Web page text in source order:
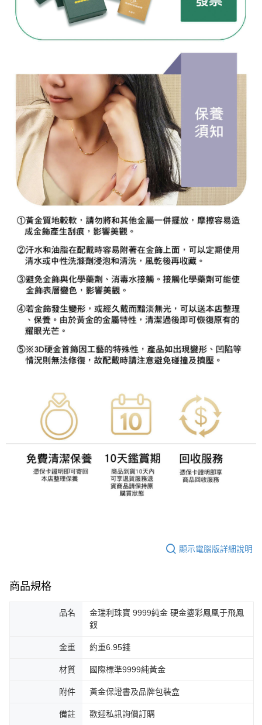
顯示電腦版詳細說明
商品規格
品名
金瑞利珠寶 9999純金 硬金鎏彩鳳凰于飛鳳
釵
金重 約重6.95錢
材質 國際標準9999純黃金
附件 黃金保證書及品牌包裝盒
備註 歡迎私訊詢價訂購